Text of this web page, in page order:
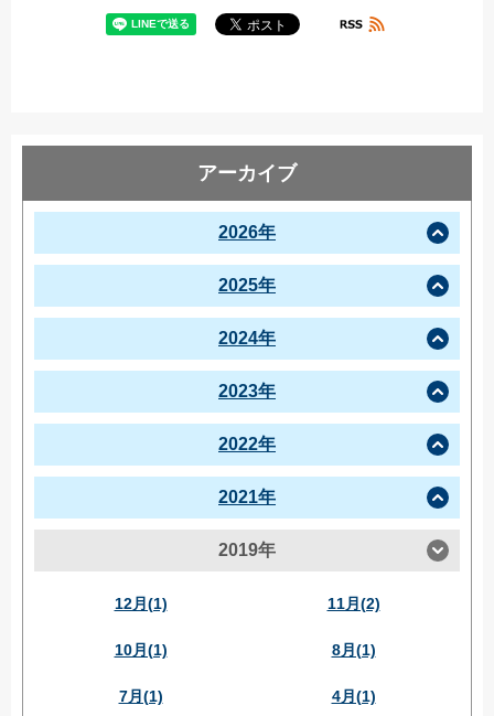
アーカイブ
2026年
2025年
2024年
2023年
2022年
2021年
2019年
12月(1) 11月(2)
10月(1) 8月(1)
7月(1) 4月(1)